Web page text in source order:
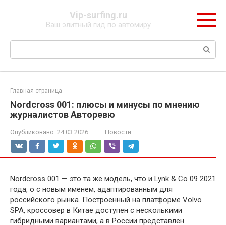
Vip-surfing.ru
Ваш элитный гид по автомиру
Поиск:
Главная страница
Nordcross 001: плюсы и минусы по мнению
журналистов Авторевю
Опубликовано: 24.03.2026 Новости
Nordcross 001 — это та же модель, что и Lynk & Co 09 2021
года, о с новым именем, адаптированным для
российского рынка. Построенный на платформе Volvo
SPA, кроссовер в Китае доступен с несколькими
гибридными вариантами, а в России представлен